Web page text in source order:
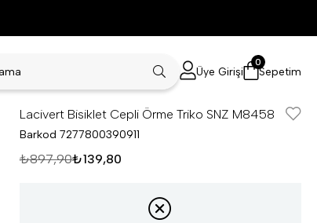
Üye Girişi Sepetim
0
Lacivert Bisiklet Cepli Örme Triko SNZ M8458
Barkod 7277800390911
₺897,90₺139,80